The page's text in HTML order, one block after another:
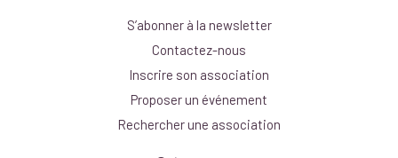
S’abonner à la newsletter
Contactez-nous
Inscrire son association
Proposer un événement
Rechercher une association